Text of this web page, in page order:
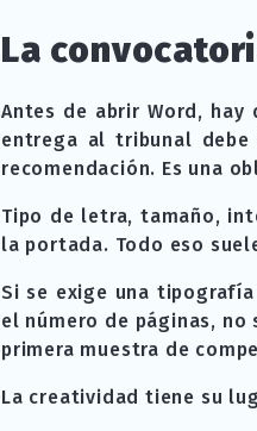
La
Antes de abrir Word,
entrega al tribunal
recomendación. Es una
Tipo de letra, tamaño,
la portada. Todo eso
Si se exige una
el número de páginas,
primera muestra de
La creatividad tiene su